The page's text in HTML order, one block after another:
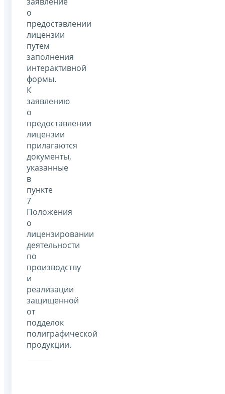
о
предоставлении
лицензии
путем
заполнения
интерактивной
формы.
К
заявлению
о
предоставлении
лицензии
прилагаются
документы,
указанные
в
пункте
7
Положения
о
лицензировании
деятельности
по
производству
и
реализации
защищенной
от
подделок
полиграфической
продукции.